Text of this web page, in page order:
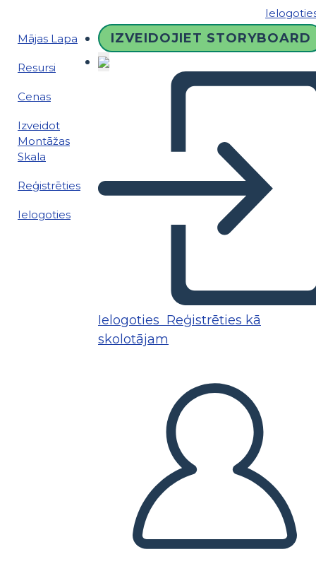
Mājas Lapa
Resursi
Cenas
Izveidot
Montāžas
Skala
Reģistrēties
Ielogoties
IZVEIDOJIET STORYBOARD
Ielogoties Reģistrēties kā
skolotājam